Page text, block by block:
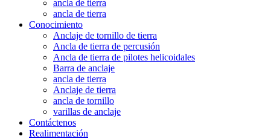
ancla de tierra
ancla de tierra
Conocimiento
Anclaje de tornillo de tierra
Ancla de tierra de percusión
Ancla de tierra de pilotes helicoidales
Barra de anclaje
ancla de tierra
Anclaje de tierra
ancla de tornillo
varillas de anclaje
Contáctenos
Realimentación